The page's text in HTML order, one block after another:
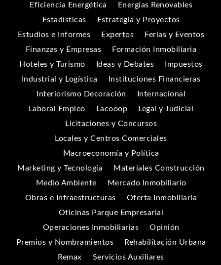
Eficiencia Energética
Energías Renovables
Estadísticas
Estrategia y Proyectos
Estudios e Informes
Expertos
Ferias y Eventos
Finanzas y Empresas
Formación Inmobiliaria
Hoteles y Turismo
Ideas y Debates
Impuestos
Industrial y Logística
Instituciones Financieras
Interiorismo Decoración
Internacional
Laboral Empleo
Lacooop
Legal y Judicial
Licitaciones y Concursos
Locales y Centros Comerciales
Macroeconomía y Política
Marketing y Tecnología
Materiales Construcción
Medio Ambiente
Mercado Inmobiliario
Obras e Infraestructuras
Oferta Inmobiliaria
Oficinas Parque Empresarial
Operaciones Inmobiliarias
Opinión
Premios y Nombramientos
Rehabilitación Urbana
Remax
Servicios Auxiliares